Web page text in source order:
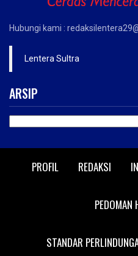
Hubungi kami :
Lentera Sultra
ARSIP
PROFIL REDAKSI
PEDOMAN
STANDAR